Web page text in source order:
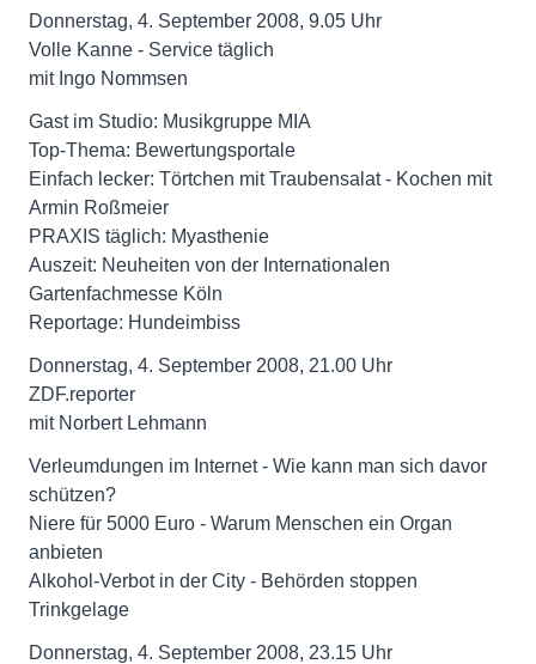
Donnerstag, 4. September 2008, 9.05 Uhr
Volle Kanne - Service täglich
mit Ingo Nommsen
Gast im Studio: Musikgruppe MIA
Top-Thema: Bewertungsportale
Einfach lecker: Törtchen mit Traubensalat - Kochen mit
Armin Roßmeier
PRAXIS täglich: Myasthenie
Auszeit: Neuheiten von der Internationalen
Gartenfachmesse Köln
Reportage: Hundeimbiss
Donnerstag, 4. September 2008, 21.00 Uhr
ZDF.reporter
mit Norbert Lehmann
Verleumdungen im Internet - Wie kann man sich davor
schützen?
Niere für 5000 Euro - Warum Menschen ein Organ
anbieten
Alkohol-Verbot in der City - Behörden stoppen
Trinkgelage
Donnerstag, 4. September 2008, 23.15 Uhr